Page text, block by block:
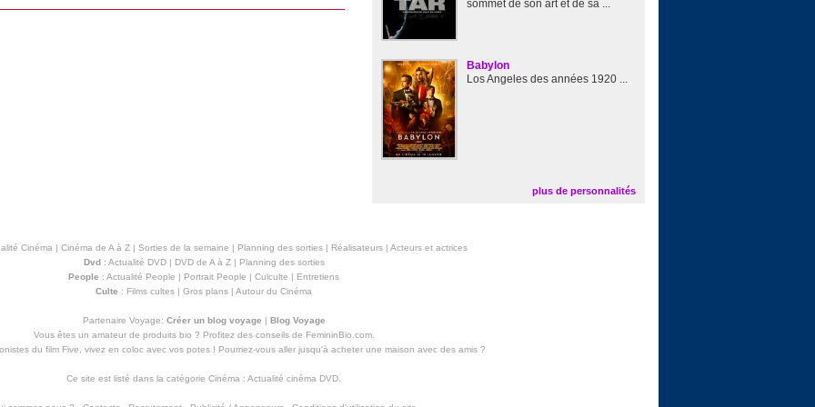
sommet de son art et de sa ...
Babylon
Los Angeles des années 1920 ...
plus de personnalités
Cinéma | Cinéma de A à Z| Sorties de la semaine | Planning des sorties| Réalisateurs| Acteurs et actrices
Dvd: Actualité DVD| DVD de A à Z| Planning des sorties
People : Actualité People | Portrait People | Culculte | Entretiens
Culte : Films cultes | Gros plans | Autour du Cinéma
Partenaire Voyage: Créer un blog voyage | Blog Voyage
Vous êtes un amateur de produits bio ? Profitez des conseils de FemininBio.com.
du film Five, vivez en coloc avec vos potes ! Pourriez-vous aller jusqu'à acheter une maison avec des amis?
Ce site est listé dans la catégorie Cinéma : Actualité cinéma DVD